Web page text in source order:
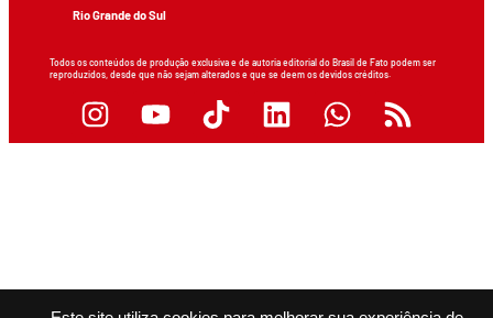
Rio Grande do Sul
Todos os conteúdos de produção exclusiva e de autoria editorial do Brasil de Fato podem ser
reproduzidos, desde que não sejam alterados e que se deem os devidos créditos.